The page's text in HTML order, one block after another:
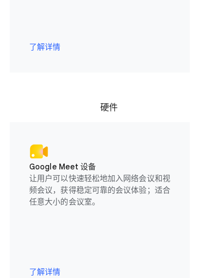
了解详情
硬件
Google Meet 设备
让用户可以快速轻松地加入网络会议和视
频会议，获得稳定可靠的会议体验；适合
任意大小的会议室。
了解详情